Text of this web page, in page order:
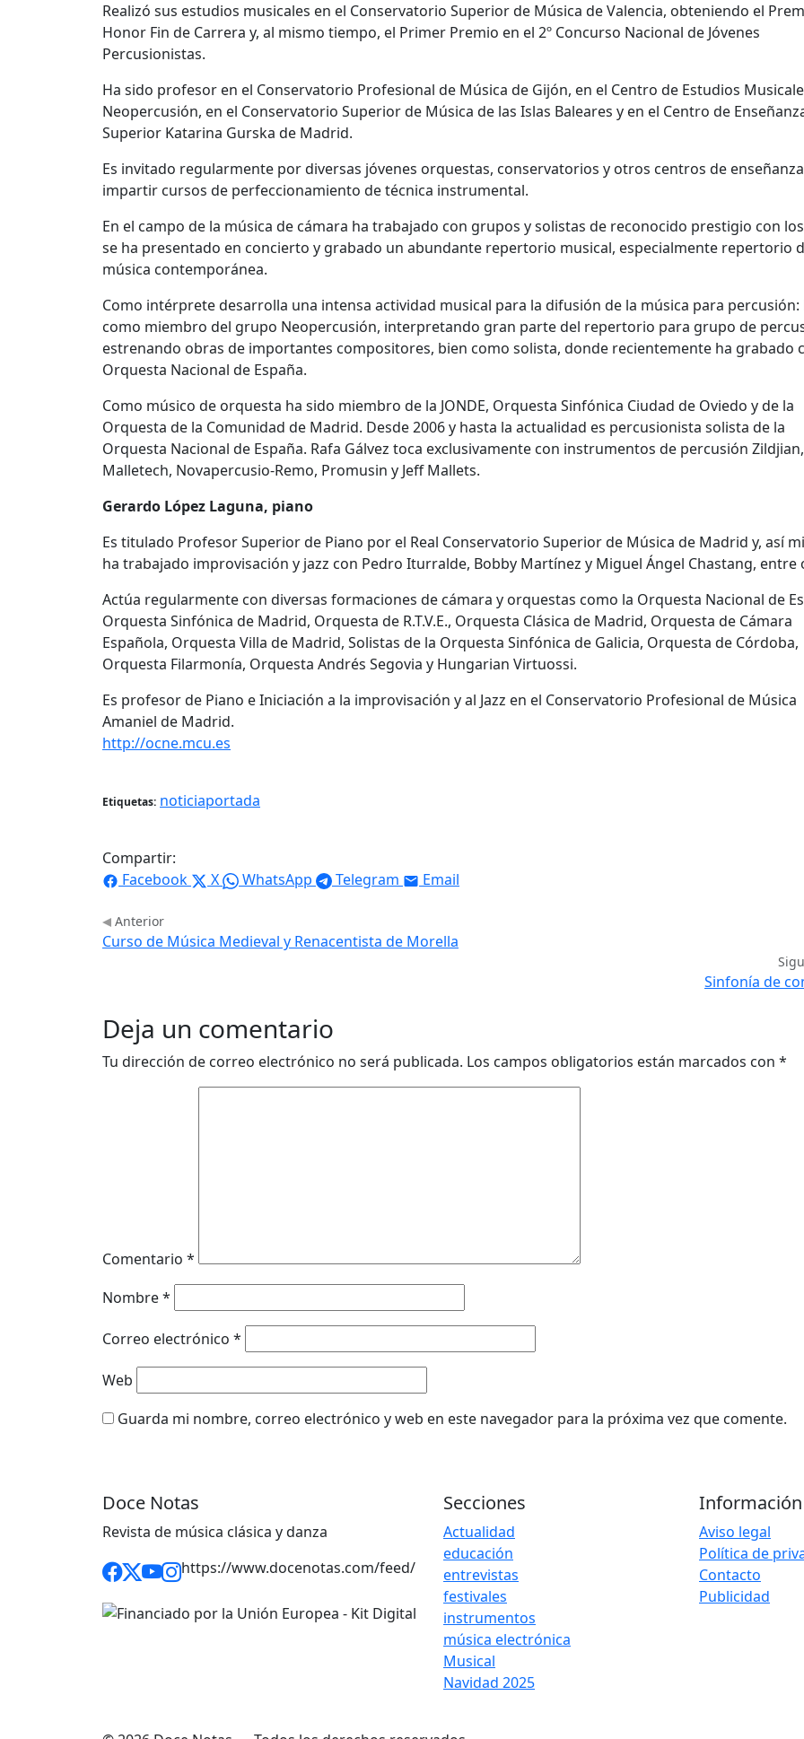
Realizó sus estudios musicales en el Conservatorio Superior de Música de Valencia, obteniendo el
Honor Fin de Carrera y, al mismo tiempo, el Primer Premio en el 2º Concurso Nacional de Jóvenes
Percusionistas.
Ha sido profesor en el Conservatorio Profesional de Música de Gijón, en el Centro de Estudios
Neopercusión, en el Conservatorio Superior de Música de las Islas Baleares y en el Centro de
Superior Katarina Gurska de Madrid.
Es invitado regularmente por diversas jóvenes orquestas, conservatorios y otros centros de
impartir cursos de perfeccionamiento de técnica instrumental.
En el campo de la música de cámara ha trabajado con grupos y solistas de reconocido prestigio con
se ha presentado en concierto y grabado un abundante repertorio musical, especialmente repertorio
música contemporánea.
Como intérprete desarrolla una intensa actividad musical para la difusión de la música para percusión:
como miembro del grupo Neopercusión, interpretando gran parte del repertorio para grupo de
estrenando obras de importantes compositores, bien como solista, donde recientemente ha grabado
Orquesta Nacional de España.
Como músico de orquesta ha sido miembro de la JONDE, Orquesta Sinfónica Ciudad de Oviedo y de la
Orquesta de la Comunidad de Madrid. Desde 2006 y hasta la actualidad es percusionista solista de la
Orquesta Nacional de España. Rafa Gálvez toca exclusivamente con instrumentos de percusión Zildjian,
Malletech, Novapercusio-Remo, Promusin y Jeff Mallets.
Gerardo López Laguna, piano
Es titulado Profesor Superior de Piano por el Real Conservatorio Superior de Música de Madrid y, así
ha trabajado improvisación y jazz con Pedro Iturralde, Bobby Martínez y Miguel Ángel Chastang, entre
Actúa regularmente con diversas formaciones de cámara y orquestas como la Orquesta Nacional de
Orquesta Sinfónica de Madrid, Orquesta de R.T.V.E., Orquesta Clásica de Madrid, Orquesta de Cámara
Española, Orquesta Villa de Madrid, Solistas de la Orquesta Sinfónica de Galicia, Orquesta de Córdoba,
Orquesta Filarmonía, Orquesta Andrés Segovia y Hungarian Virtuossi.
Es profesor de Piano e Iniciación a la improvisación y al Jazz en el Conservatorio Profesional de Música
Amaniel de Madrid.
http://ocne.mcu.es
Etiquetas: noticiaportada
Compartir:
Facebook
X WhatsApp Telegram Email
Anterior
Curso de Música Medieval y Renacentista de Morella
Sinfonía de
Deja un comentario
Tu dirección de correo electrónico no será publicada. Los campos obligatorios están marcados con *
Comentario *
Nombre*
Correo electrónico *
Web
Guarda mi nombre, correo electrónico y web en este navegador para la próxima vez que comente.
Doce Notas
Revista de música clásica y danza
https://www.docenotas.com/feed/
Secciones
Actualidad
educación
entrevistas
festivales
instrumentos
música electrónica
Musical
Navidad 2025
Información
Aviso legal
Política de
Contacto
Publicidad